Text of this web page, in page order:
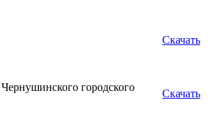
Скачать
городского
Скачать